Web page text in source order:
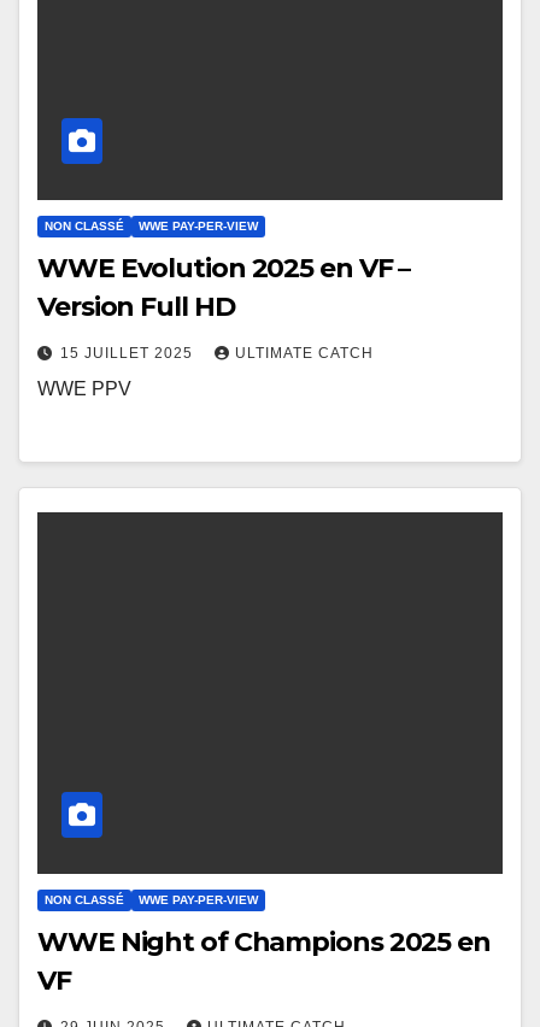
NON CLASSÉ WWE PAY-PER-VIEW
WWE Evolution 2025 en VF –
Version Full HD
15 JUILLET 2025 ULTIMATE CATCH
WWE PPV
NON CLASSÉ WWE PAY-PER-VIEW
WWE Night of Champions 2025 en
VF